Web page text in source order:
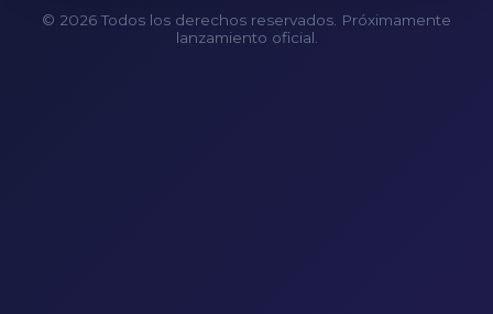
© 2026 Todos los derechos reservados. Próximamente
lanzamiento oficial.